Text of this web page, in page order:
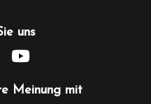
uns
Meinung mit